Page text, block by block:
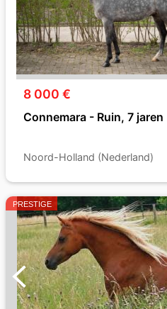
8 000 €
Connemara - Ruin, 7 jaren
Noord-Holland (Nederland)
PRESTIGE